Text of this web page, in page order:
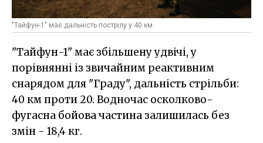
"Тайфун-1" має дальність пострілу у 40 км
"Тайфун-1" має збільшену удвічі, у
порівнянні із звичайним реактивним
снарядом для "Граду", дальність стрільби:
40 км проти 20. Водночас осколково-
фугасна бойова частина залишилась без
змін - 18,4 кг.